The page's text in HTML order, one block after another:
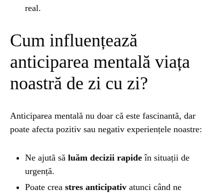
real.
Cum influențează
anticiparea mentală viața
noastră de zi cu zi?
Anticiparea mentală nu doar că este fascinantă, dar
poate afecta pozitiv sau negativ experiențele noastre:
Ne ajută să luăm decizii rapide în situații de
urgență.
Poate crea stres anticipativ atunci când ne
ȘTIINȚA 1 year ago
Ai simțit vreodată deja-vu? Află de ce se
întâmplă